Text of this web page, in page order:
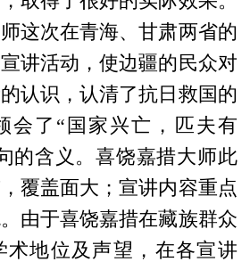
这次在青海、甘肃两省的
讲活动，使边疆的民众对
认识，认清了抗日救国的
会了“国家兴亡，匹夫有
的含义。喜饶嘉措大师此
覆盖面大；宣讲内容重点
由于喜饶嘉措在藏族群众
术地位及声望，在各宣讲